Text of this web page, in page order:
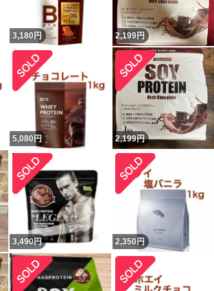
3,180 円 2,199円
5,080 円 2,199円
3,490円 2,350 円